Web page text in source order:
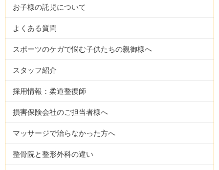
お子様の託児について
よくある質問
スポーツのケガで悩む子供たちの親御様へ
スタッフ紹介
採用情報：柔道整復師
損害保険会社のご担当者様へ
マッサージで治らなかった方へ
整骨院と整形外科の違い